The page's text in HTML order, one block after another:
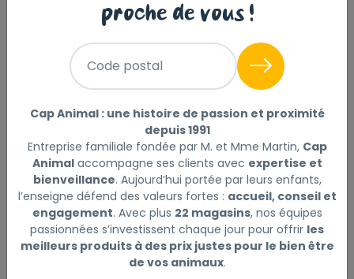
Gamelle, en céramique, 0,3 l/ø 12 cm,
blanc/noir
Réf : 4011905251202
Gamelle, en céramique, 0,3 l/ø 12 cm, blanc/noirLire
Choisir mon magasin Sélectionner
Livraison à domicile (offerte dès
69€) :
Non disponible en ligne
proche de vous !
Code postal
Cap Animal : une histoire de passion et proximité
depuis 1991
Entreprise familiale fondée par M. et Mme Martin, Cap
Animalaccompagne ses clients avec expertise et
bienveillance. Aujourd’hui portée par leurs enfants,
l’enseigne défend des valeurs fortes : accueil, conseil et
engagement. Avec plus 22 magasins, nos équipes
passionnées s’investissent chaque jour pour offrir les
meilleurs produits à des prix justes pour le bien être
de vos animaux.